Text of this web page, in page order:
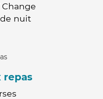
nuit
repas